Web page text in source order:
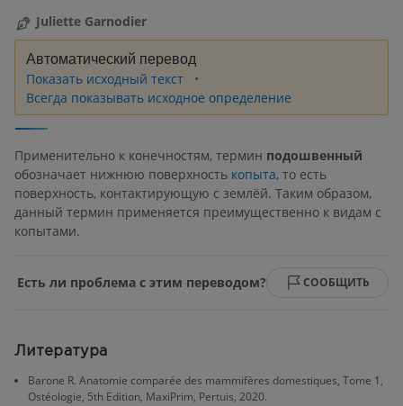
Juliette Garnodier
Автоматический перевод
Показать исходный текст
Всегда показывать исходное определение
Применительно к конечностям, термин подошвенный
обозначает нижнюю поверхность копыта, то есть
поверхность, контактирующую с землёй. Таким образом,
данный термин применяется преимущественно к видам с
копытами.
Есть ли проблема с этим переводом? СООБЩИТЬ
Литература
Barone R. Anatomie comparée des mammifères domestiques, Tome 1,
Ostéologie, 5th Edition, MaxiPrim, Pertuis, 2020.